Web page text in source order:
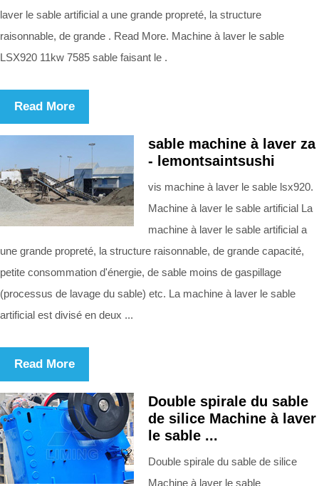
laver le sable artificial a une grande propreté, la structure
raisonnable, de grande . Read More. Machine à laver le sable
LSX920 11kw 7585 sable faisant le .
Read More
sable machine à laver za
- lemontsaintsushi
vis machine à laver le sable lsx920.
Machine à laver le sable artificial La
machine à laver le sable artificial a
une grande propreté, la structure raisonnable, de grande capacité,
petite consommation d'énergie, de sable moins de gaspillage
(processus de lavage du sable) etc. La machine à laver le sable
artificial est divisé en deux ...
Read More
Double spirale du sable
de silice Machine à laver
le sable ...
Double spirale du sable de silice
Machine à laver le sable